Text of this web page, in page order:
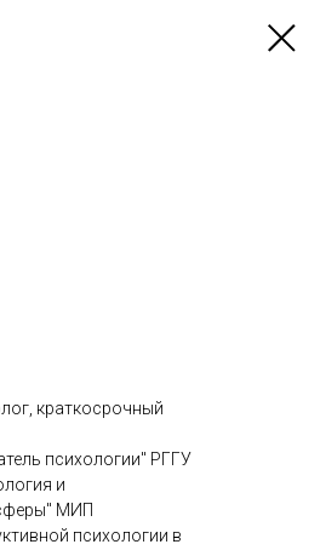
краткосрочный
психологии" РГГУ
и
МИП
психологии в